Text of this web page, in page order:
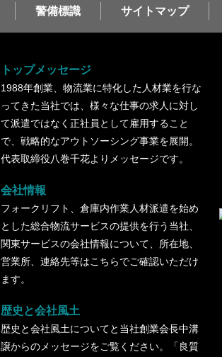
警備標識 サイトマップ
トップメッセージ
1988年創業、物流業に特化した人材業を行な
ってきた当社では、様々な仕事の求人に対し
て派遣ではなく正社員として雇用すること
で、戦略的なアウトソーシング事業を展開。
代表取締役八巻千花よりメッセージです。
会社情報
フォークリフト、倉庫内作業人材派遣を始め
とした総合物流サービスの提供を行う当社、
関東サービスの会社情報について、所在地、
営業所、連絡先等はこちらでご確認いただけ
ます。
歴史と会社風土
歴史と会社風土についてと当社創業会長中溝
譲からのメッセージをご覧ください。「良質